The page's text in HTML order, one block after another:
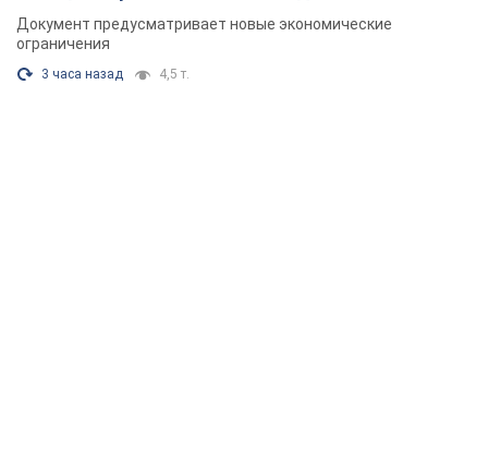
Документ предусматривает новые экономические
ограничения
3 часа назад 4,5 т.